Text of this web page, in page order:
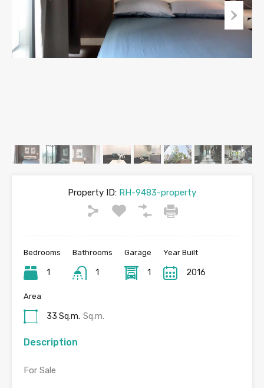
Property ID: RH-9483-property
Bedrooms
1
Bathrooms
1
Garage
1
Year Built
2016
Area
33 Sq.m. Sq.m.
Description
For Sale